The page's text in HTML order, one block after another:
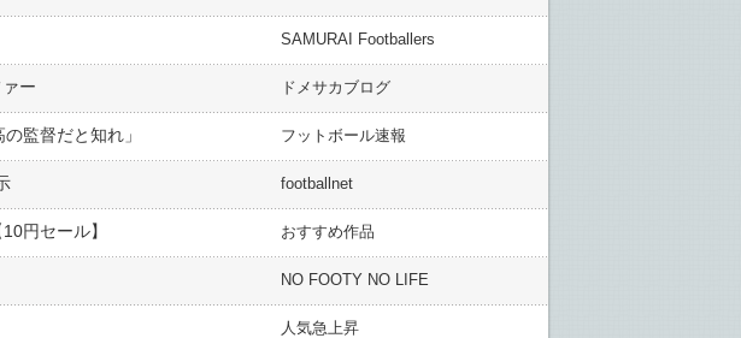
SAMURAI Footballers
ー ドメサカブログ
監督だと知れ」 フットボール速報
footballnet
円セール】 おすすめ作品
NO FOOTY NO LIFE
人気急上昇